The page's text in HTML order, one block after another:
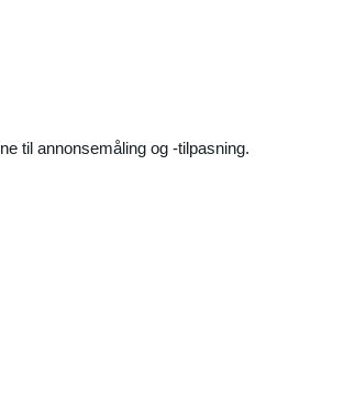
til annonsemåling og -tilpasning.